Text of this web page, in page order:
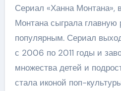
Сериал «Ханна Монтана»,
Монтана сыграла главную
популярным. Сериал
с 2006 по 2011 годы и
множества детей и
стала иконой поп-